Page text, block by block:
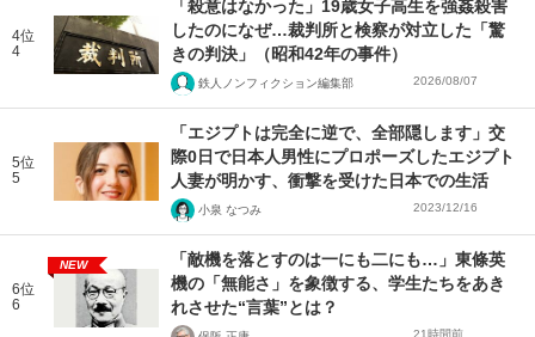
4位
4
「殺意はなかった」19歳女子高生を強姦殺害
したのになぜ…裁判所と検察が対立した「驚
きの判決」（昭和42年の事件）
鉄人ノンフィクション編集部 2026/08/07
5位
5
「エジプトは完全に逆で、全部隠します」交
際0日で日本人男性にプロポーズしたエジプト
人妻が明かす、衝撃を受けた日本での生活
小泉 なつみ 2023/12/16
6位
6
NEW
「敵機を落とすのは一にも二にも…」東條英
機の「無能さ」を象徴する、学生たちをあき
れさせた“言葉”とは？
21時間前